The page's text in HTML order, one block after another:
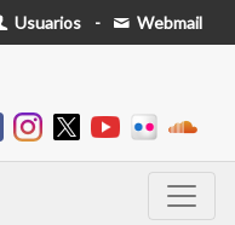
Usuarios - Webmail